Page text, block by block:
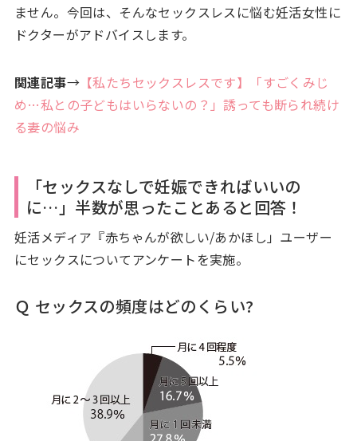
ません。今回は、そんなセックスレスに悩む妊活女性に
ドクターがアドバイスします。
関連記事→【私たちセックスレスです】「すごくみじ
め…私との子どもはいらないの？」誘っても断られ続け
る妻の悩み
「セックスなしで妊娠できればいいの
に…」半数が思ったことあると回答！
妊活メディア『赤ちゃんが欲しい/あかほし」ユーザー
にセックスについてアンケートを実施。
Ｑ セックスの頻度はどのくらい?